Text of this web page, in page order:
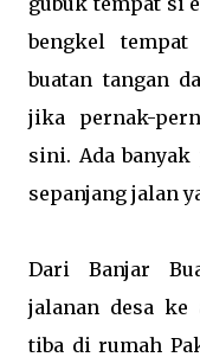
bengkel tempat
buatan tangan
jika pernak-
sini. Ada
sepanjang jalan
Dari Banjar
jalanan desa ke
tiba di rumah